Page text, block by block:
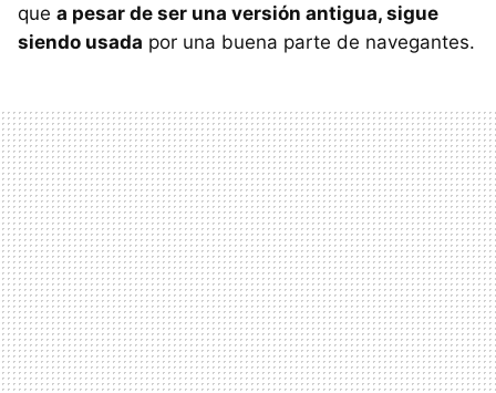
que a pesar de ser una versión antigua, sigue
siendo usada por una buena parte de navegantes.